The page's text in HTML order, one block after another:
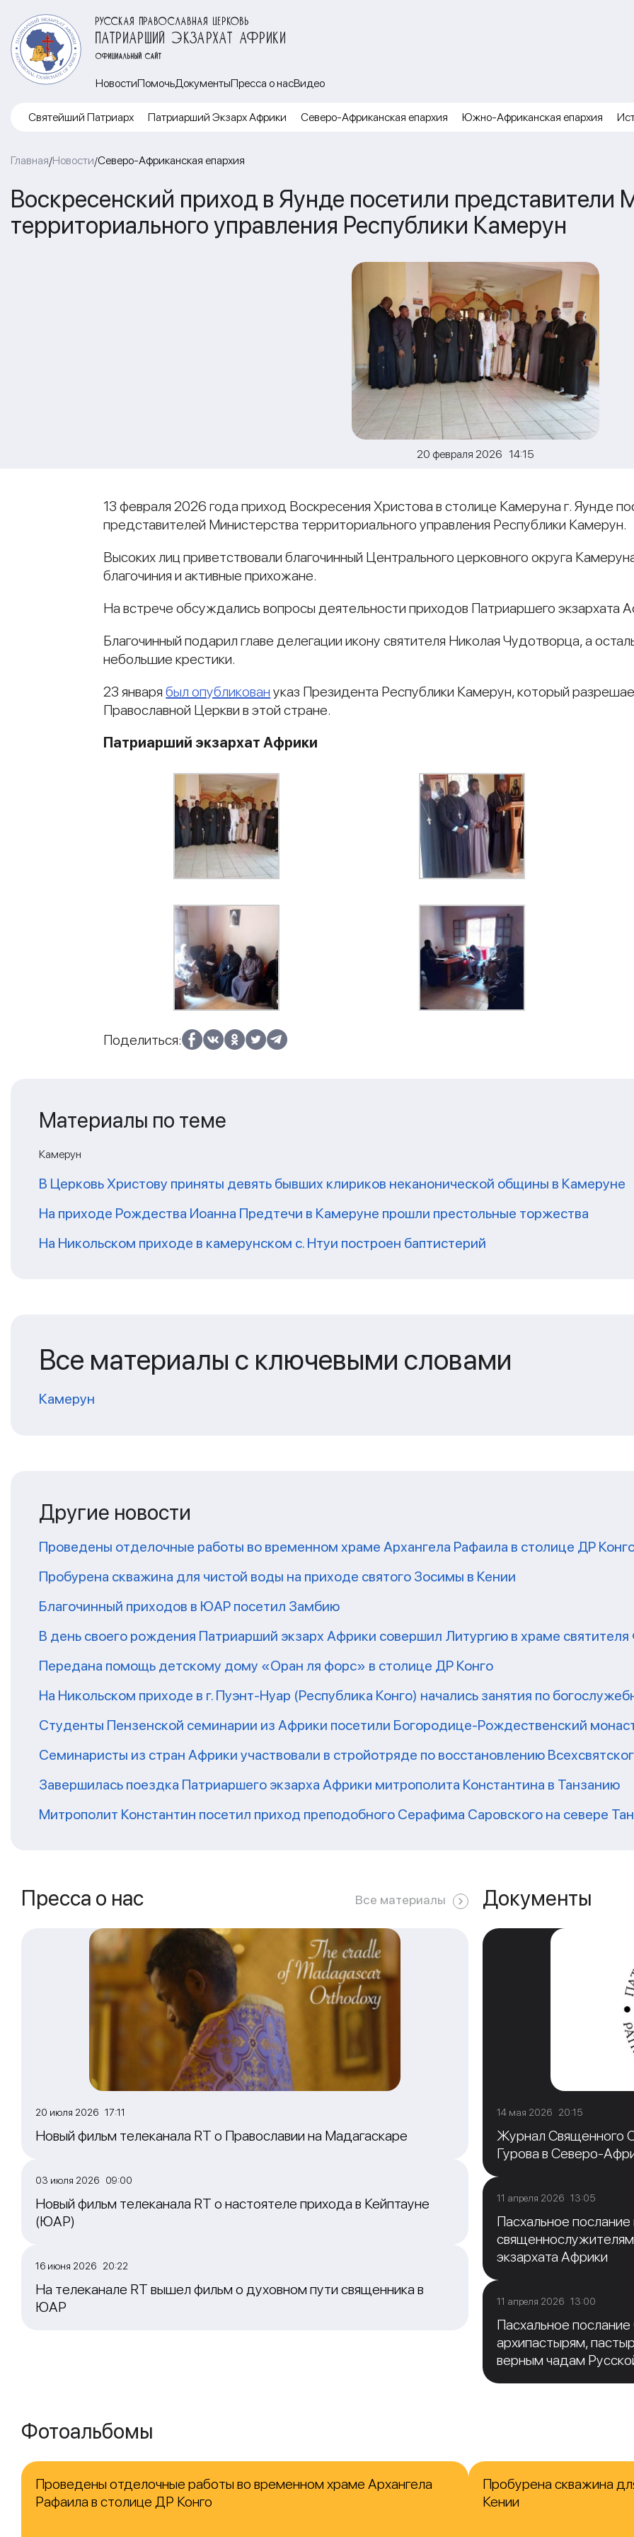
РУССКАЯ ПРАВОСЛАВНАЯ ЦЕРКОВЬ
ПАТРИАРШИЙ ЭКЗАРХАТ АФРИКИ
ОФИЦИАЛЬНЫЙ САЙТ
НовостиПомочьДокументыПресса о насВидео
Cвятейший Патриарх Патриарший Экзарх Африки Северо-Африканская епархия Южно-Африканская епархия
Главная/Новости/Северо-Африканская епархия
Воскресенский приход в Яунде посетили представители
территориального управления Республики Камерун
20 февраля 2026 14:15
13 февраля 2026 года приход Воскресения Христова в столице Камеруна г. Яунде
представителей Министерства территориального управления Республики Камерун.
Высоких лиц приветствовали благочинный Центрального церковного округа
благочиния и активные прихожане.
На встрече обсуждались вопросы деятельности приходов Патриаршего экзархата
Благочинный подарил главе делегации икону святителя Николая Чудотворца, а
небольшие крестики.
23 январябыл опубликован указ Президента Республики Камерун, который
Православной Церкви в этой стране.
Патриарший экзархат Африки
Поделиться:
Материалы по теме
Камерун
В Церковь Христову приняты девять бывших клириков неканонической общины в Камеруне
На приходе Рождества Иоанна Предтечи в Камеруне прошли престольные торжества
На Никольском приходе в камерунском с. Нтуи построен баптистерий
Все материалы с ключевыми словами
Камерун
Другие новости
Проведены отделочные работы во временном храме Архангела Рафаила в столице ДР
Пробурена скважина для чистой воды на приходе святого Зосимы в Кении
Благочинный приходов в ЮАР посетил Замбию
В день своего рождения Патриарший экзарх Африки совершил Литургию в храме
Передана помощь детскому дому «Оран ля форс» в столице ДР Конго
На Никольском приходе в г. Пуэнт-Нуар (Республика Конго) начались занятия по
Студенты Пензенской семинарии из Африки посетили Богородице-Рождественский
Семинаристы из стран Африки участвовали в стройотряде по восстановлению
Завершилась поездка Патриаршего экзарха Африки митрополита Константина в Танзанию
Митрополит Константин посетил приход преподобного Серафима Саровского на севере
Пресса о нас Все материалы
20 июля 2026 17:11
Новый фильм телеканала RT о Православии на Мадагаскаре
03 июля 2026 09:00
Новый фильм телеканала RT о настоятеле прихода в Кейптауне
(ЮАР)
16 июня 2026 20:22
На телеканале RT вышел фильм о духовном пути священника в
ЮАР
Документы
14 мая 2026 20:15
Журнал Священного
Гурова в Северо-
11 апреля 2026 13:05
Пасхальное
экзархата Африки
11 апреля 2026 13:00
Пасхальное
архипастырям,
верным чадам
Фотоальбомы
Проведены отделочные работы во временном храме Архангела
Рафаила в столице ДР Конго
Пробурена скважина
Кении